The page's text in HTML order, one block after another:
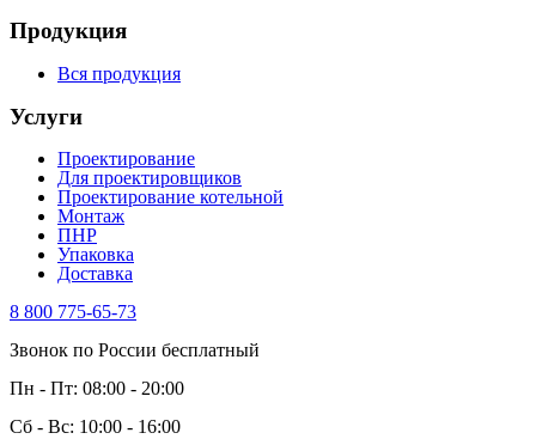
Продукция
Вся продукция
Услуги
Проектирование
Для проектировщиков
Проектирование котельной
Монтаж
ПНР
Упаковка
Доставка
8 800 775-65-73
Звонок по России бесплатный
Пн - Пт: 08:00 - 20:00
Сб - Вс: 10:00 - 16:00